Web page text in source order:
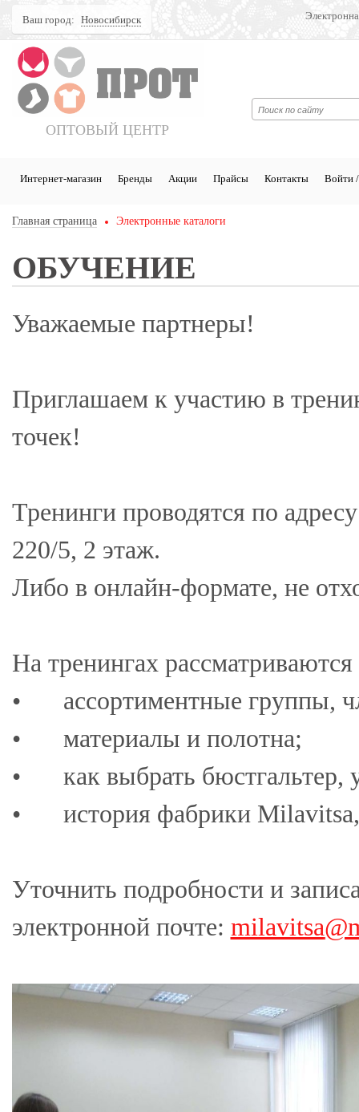
Ваш город: Новосибирск
ОПТОВЫЙ ЦЕНТР
Интернет-магазин Бренды Акции Прайсы Контакты Войти /
Главная страница Электронные каталоги
ОБУЧЕНИЕ
Уважаемые партнеры!
Приглашаем к участию в
точек!
Тренинги проводятся по
220/5, 2 этаж.
Либо в онлайн-формате, не
На тренингах
•
ассортиментные группы,
•
материалы и полотна;
•
как выбрать бюстгальтер,
•
история фабрики
Уточнить подробности и
электронной почте: milavitsa